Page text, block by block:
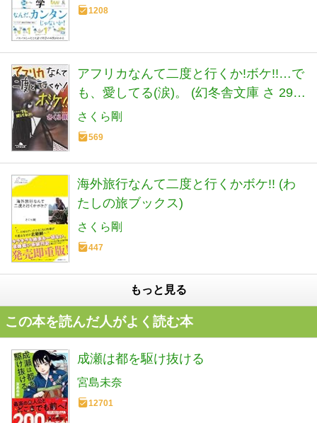
1208
アフリカなんて二度と行くか!ボケ!!…で
も、愛してる(涙)。 (幻冬舎文庫 さ 29-
1)
さくら剛
569
海外旅行なんて二度と行くかボケ!! (わ
たしの旅ブックス)
さくら剛
447
もっと見る
この本を読んだ人がよく読む本
成瀬は都を駆け抜ける
宮島未奈
12701